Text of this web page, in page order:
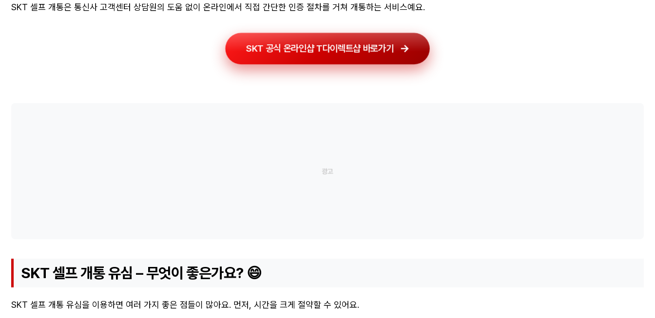
SKT 셀프 개통은 통신사 고객센터 상담원의 도움 없이 온라인에서 직접 간단한 인증 절차를 거쳐 개통하는 서비스예요.
SKT 공식 온라인샵 T다이렉트샵 바로가기
SKT 셀프 개통 유심 – 무엇이 좋은가요? 😄
SKT 셀프 개통 유심을 이용하면 여러 가지 좋은 점들이 많아요. 먼저, 시간을 크게 절약할 수 있어요.